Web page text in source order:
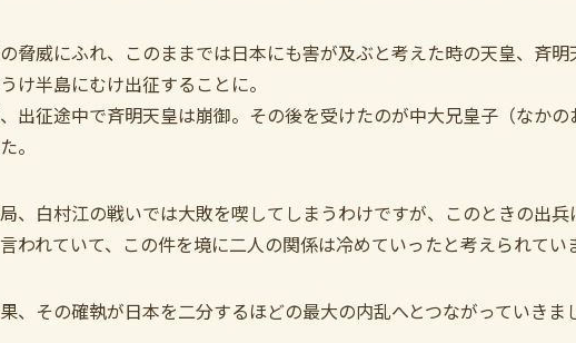
脅威にふれ、このままでは日本にも害が及ぶと考えた時の天皇、斉
け半島にむけ出征することに。
出征途中で斉明天皇は崩御。その後を受けたのが中大兄皇子（なか
。
、白村江の戦いでは大敗を喫してしまうわけですが、このときの出
われていて、この件を境に二人の関係は冷めていったと考えられてい
、その確執が日本を二分するほどの最大の内乱へとつながっていきま